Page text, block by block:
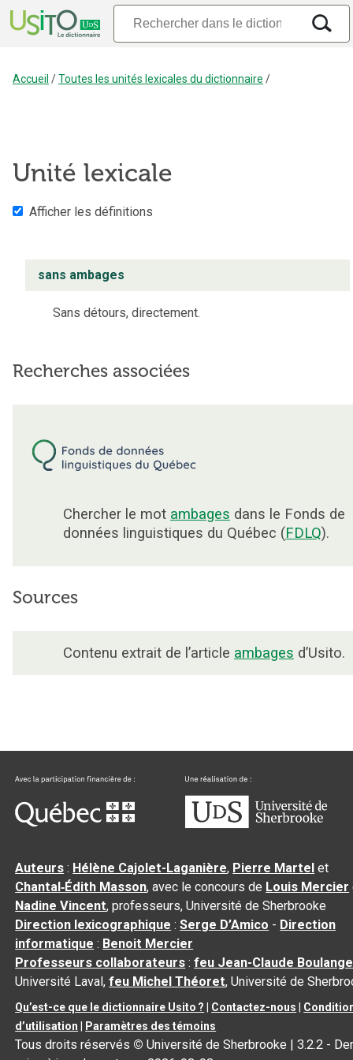
Accueil /Toutes les unités lexicales du dictionnaire /
Unité lexicale
Afficher les définitions
sans ambages
Sans détours, directement.
Recherches associées
Chercher le mot ambages dans le Fonds de
données linguistiques du Québec (FDLQ).
Sources
Contenu extrait de l’article ambages d’Usito.
Auteurs : Hélène Cajolet-Laganière, Pierre Martel et
Chantal‑Édith Masson, avec le concours de Louis Mercier
Nadine Vincent, professeurs, Université de Sherbrooke
Direction lexicographique :Serge D’Amico - Direction
informatique : Benoit Mercier
Professeurs collaborateurs :feu Jean-Claude
Université Laval,feu Michel Théoret, Université de
Qu’est-ce que le dictionnaire Usito ? Contactez-nous
d’utilisation
Paramètres des témoins
Tous droits réservés © Université de Sherbrooke |3.2.2 -